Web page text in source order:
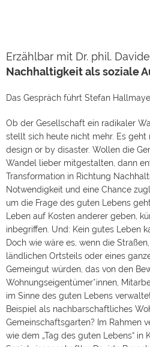
Erzählbar mit Dr. phil.
Nachhaltigkeit als soziale
Das Gespräch führt Stefan
Ob der Gesellschaft ein radikaler
stellt sich heute nicht mehr. Es
design or by disaster. Wollen die
Wandel lieber mitgestalten, dann
Transformation in Richtung
Notwendigkeit und eine Chance
um die Frage des guten Lebens
Leben auf Kosten anderer geben,
inbegriffen. Und: Kein gutes Leben
Doch wie wäre es, wenn die
ländlichen Ortsteils oder eines
Gemeingut würden, das von den
Wohnungseigentümer*innen,
im Sinne des guten Lebens
Beispiel als nachbarschaftliches
Gemeinschaftsgarten? Im Rahmen
wie dem „Tag des guten Lebens“ in